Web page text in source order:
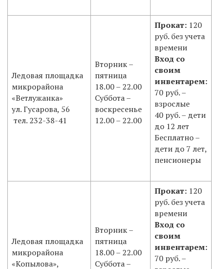
Ледовая площадка
микрорайона
«Ветлужанка»
ул. Гусарова, 56
тел. 232-38-41
Вторник –
пятница
18.00 – 22.00
Суббота –
воскресенье
12.00 – 22.00
Прокат: 120
руб. без учета
времени
Вход со
своим
инвентарем:
70 руб. –
взрослые
40 руб. – дети
до 12 лет
Бесплатно –
дети до 7 лет,
пенсионеры
Ледовая площадка
микрорайона
«Копылова»,
Вторник –
пятница
18.00 – 22.00
Суббота –
Прокат: 120
руб. без учета
времени
Вход со
своим
инвентарем:
70 руб. –